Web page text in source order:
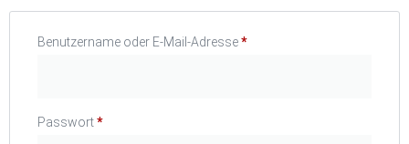
Benutzername oder E-Mail-Adresse*
Passwort*